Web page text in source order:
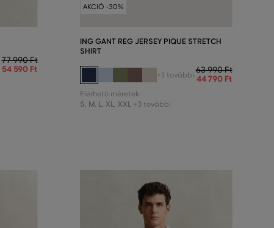
77 990 Ft
54 590 Ft
AKCIÓ -30%
ING GANT REG JERSEY PIQUE STRETCH
SHIRT
+1 további 63 990 Ft
44 790 Ft
Elérhető méretek:
S, M, L, XL, XXL +3 további